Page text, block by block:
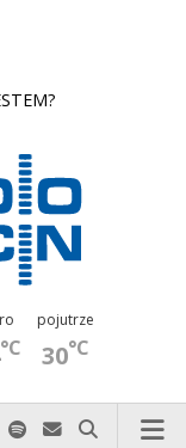
°C
pojutrze
30°C
nas zadzwoń
Facebook-u
na Xnas na Instagram-ie
Odwiedź nas na TikTok-u
Szukaj nas na Spotify
Wyślij do nas
Szukaj